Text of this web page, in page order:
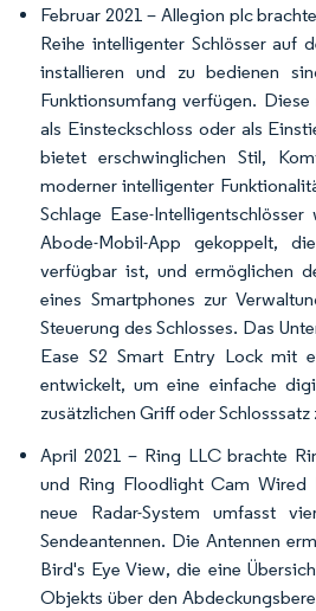
Februar 2021 – Allegion plc
Reihe intelligenter Schlösser auf
installieren und zu bedienen
Funktionsumfang verfügen.
als Einsteckschloss oder als
bietet erschwinglichen Stil,
moderner intelligenter
Schlage Ease-
Abode-Mobil-App gekoppelt,
verfügbar ist, und ermöglichen
eines Smartphones zur
Steuerung des Schlosses. Das
Ease S2 Smart Entry Lock mit
entwickelt, um eine einfache
zusätzlichen Griff oder Schlosssatz
April 2021 – Ring LLC brachte
und Ring Floodlight Cam Wired
neue Radar-System umfasst
Sendeantennen. Die Antennen
Bird's Eye View, die eine
Objekts über den